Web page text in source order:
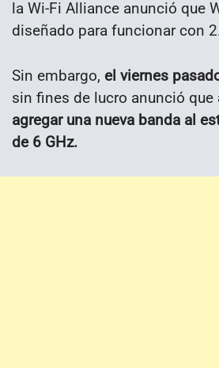
la Wi-Fi Alliance anunció que
diseñado para funcionar con
Sin embargo, el viernes
sin fines de lucro anunció que
agregar una nueva banda al
de 6 GHz.